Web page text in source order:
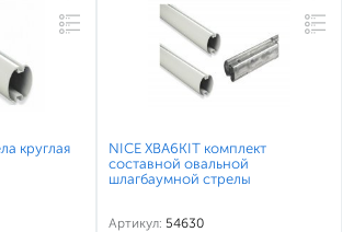
круглая
NICE XBA6KIT комплект
составной овальной
шлагбаумной стрелы
Артикул: 54630